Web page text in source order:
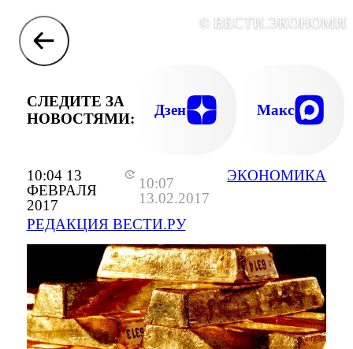
10:04 13
ФЕВРАЛЯ
2017
10:07
13.02.2017
РЕДАКЦИЯ ВЕСТИ.РУ
ЭКОНОМИКА
©
СЛЕДИТЕ ЗА
НОВОСТЯМИ:
Дзен Макс